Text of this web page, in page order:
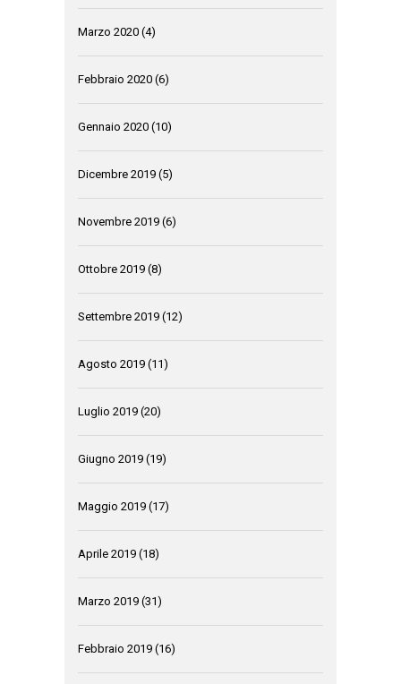
Marzo 2020 (4)
Febbraio 2020 (6)
Gennaio 2020 (10)
Dicembre 2019 (5)
Novembre 2019 (6)
Ottobre 2019 (8)
Settembre 2019 (12)
Agosto 2019 (11)
Luglio 2019 (20)
Giugno 2019 (19)
Maggio 2019 (17)
Aprile 2019 (18)
Marzo 2019 (31)
Febbraio 2019 (16)